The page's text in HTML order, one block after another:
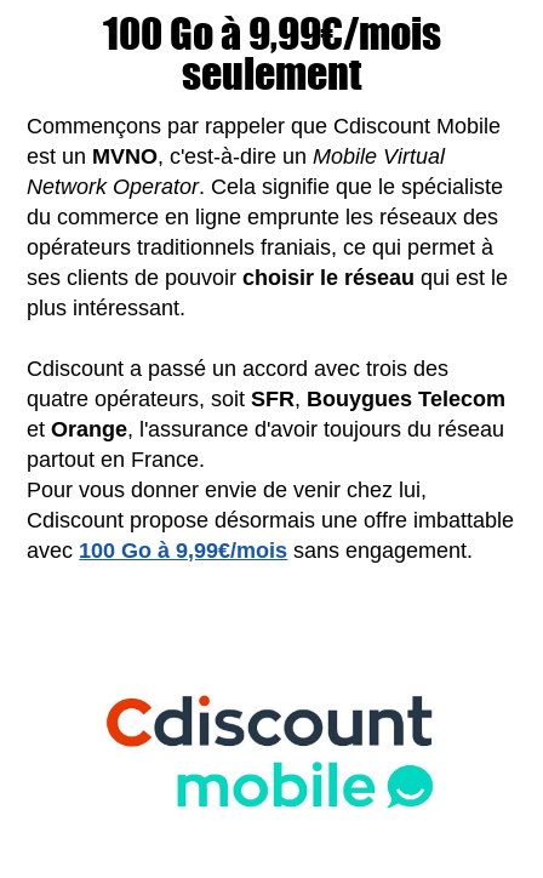
100 Go à 9,99€/mois
seulement
Commençons par rappeler que Cdiscount Mobile
est un MVNO, c'est-à-dire unMobile Virtual
Network Operator. Cela signifie que le spécialiste
du commerce en ligne emprunte les réseaux des
opérateurs traditionnels franiais, ce qui permet à
ses clients de pouvoirchoisir le réseau qui est le
plus intéressant.
Cdiscount a passé un accord avec trois des
quatre opérateurs, soitSFR, Bouygues Telecom
etOrange, l'assurance d'avoir toujours du réseau
partout en France.
Pour vous donner envie de venir chez lui,
Cdiscount propose désormais une offre imbattable
avec 100 Go à 9,99€/mois sans engagement.